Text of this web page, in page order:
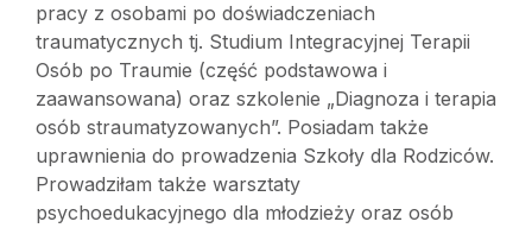
pracy z osobami po doświadczeniach
traumatycznych tj. Studium Integracyjnej Terapii
Osób po Traumie (część podstawowa i
zaawansowana) oraz szkolenie „Diagnoza i terapia
osób straumatyzowanych”. Posiadam także
uprawnienia do prowadzenia Szkoły dla Rodziców.
Prowadziłam także warsztaty
psychoedukacyjnego dla młodzieży oraz osób